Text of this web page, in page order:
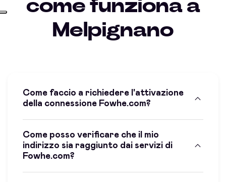
come funziona a
Melpignano
Come faccio a richiedere l'attivazione
della connessione Fowhe.com?
Come posso verificare che il mio
indirizzo sia raggiunto dai servizi di
Fowhe.com?